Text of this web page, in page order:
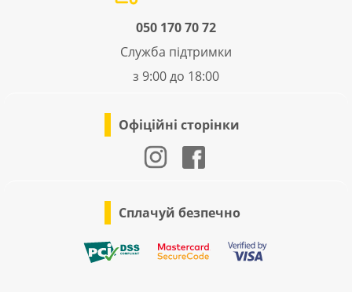
050 170 70 72
Служба підтримки
з 9:00 до 18:00
Офіційні сторінки
Сплачуй безпечно